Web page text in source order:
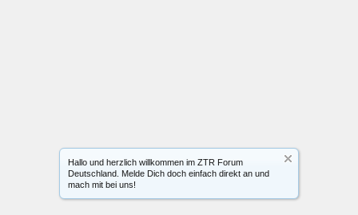
Hallo und herzlich willkommen im ZTR Forum
Deutschland. Melde Dich doch einfach direkt an und
mach mit bei uns!